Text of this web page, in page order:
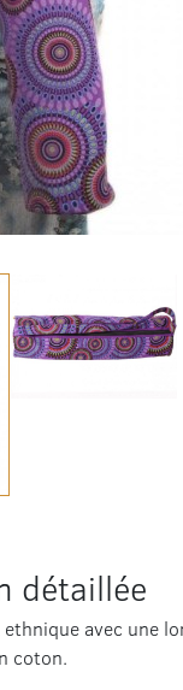
détaillée
ethnique avec une
coton.